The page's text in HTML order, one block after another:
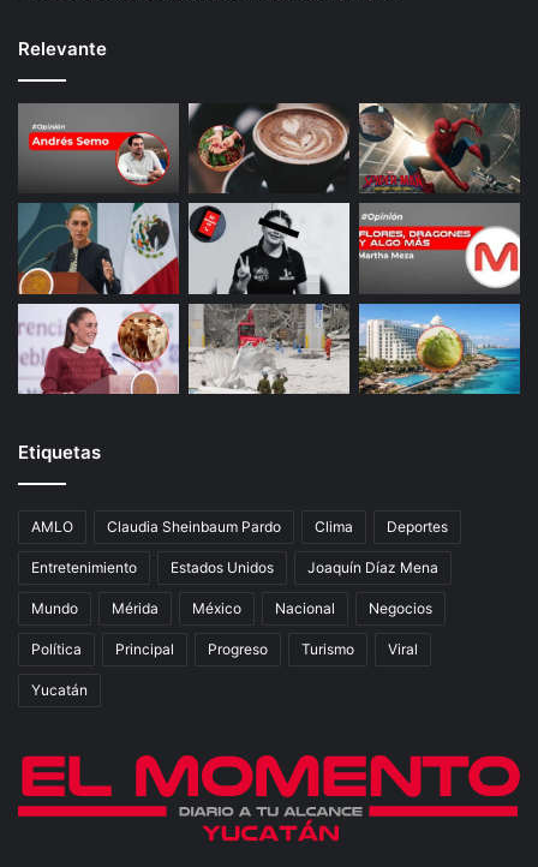
Relevante
Etiquetas
AMLO Claudia Sheinbaum Pardo Clima Deportes
Entretenimiento Estados Unidos Joaquín Díaz Mena
Mundo Mérida México Nacional Negocios
Política Principal Progreso Turismo Viral
Yucatán